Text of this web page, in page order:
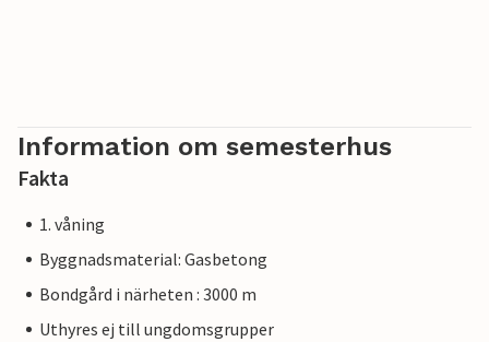
Information om semesterhus
Fakta
1. våning
Byggnadsmaterial: Gasbetong
Bondgård i närheten : 3000 m
Uthyres ej till ungdomsgrupper